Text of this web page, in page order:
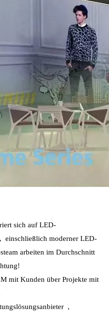
sich auf LED-
einschließlich moderner LED-
arbeiten im Durchschnitt
mit Kunden über Projekte mit
,